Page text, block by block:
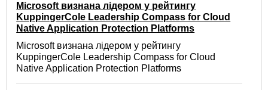
Microsoft визнана лідером у рейтингу
KuppingerCole Leadership Compass for Cloud
Native Application Protection Platforms
Microsoft визнана лідером у рейтингу
KuppingerCole Leadership Compass for Cloud
Native Application Protection Platforms